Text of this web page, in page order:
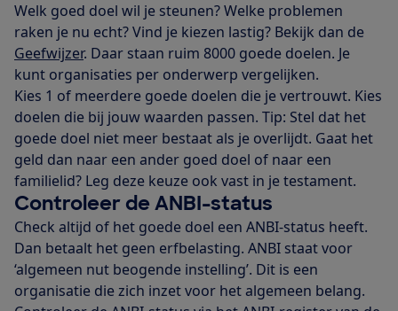
Welk goed doel wil je steunen? Welke problemen
raken je nu echt? Vind je kiezen lastig? Bekijk dan de
Geefwijzer. Daar staan ruim 8000 goede doelen. Je
kunt organisaties per onderwerp vergelijken.
Kies 1 of meerdere goede doelen die je vertrouwt. Kies
doelen die bij jouw waarden passen. Tip: Stel dat het
goede doel niet meer bestaat als je overlijdt. Gaat het
geld dan naar een ander goed doel of naar een
familielid? Leg deze keuze ook vast in je testament.
Controleer de ANBI-status
Check altijd of het goede doel een ANBI-status heeft.
Dan betaalt het geen erfbelasting. ANBI staat voor
‘algemeen nut beogende instelling’. Dit is een
organisatie die zich inzet voor het algemeen belang.